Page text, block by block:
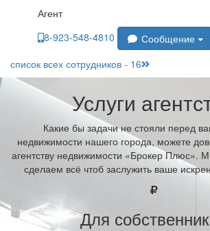
Агент
8-923-548-4810
Сообщение
список всех сотрудников - 16
Услуги
Какие бы задачи не стояли перед
недвижимости нашего города, можете
агентству недвижимости «Брокер Плюс».
сделаем всё чтоб заслужить ваше
Для